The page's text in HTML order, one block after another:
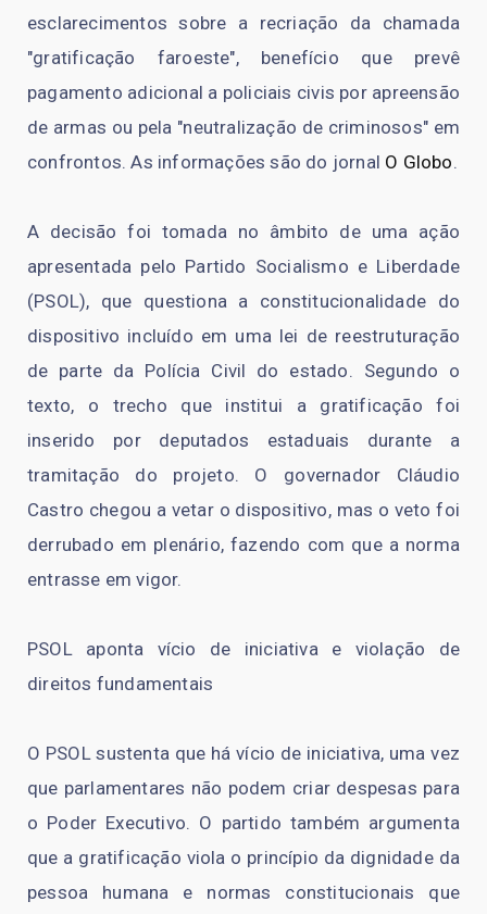
esclarecimentos sobre a recriação da chamada
"gratificação faroeste", benefício que prevê
pagamento adicional a policiais civis por apreensão
de armas ou pela "neutralização de criminosos" em
confrontos. As informações são do jornal O Globo.
A decisão foi tomada no âmbito de uma ação
apresentada pelo Partido Socialismo e Liberdade
(PSOL), que questiona a constitucionalidade do
dispositivo incluído em uma lei de reestruturação
de parte da Polícia Civil do estado. Segundo o
texto, o trecho que institui a gratificação foi
inserido por deputados estaduais durante a
tramitação do projeto. O governador Cláudio
Castro chegou a vetar o dispositivo, mas o veto foi
derrubado em plenário, fazendo com que a norma
entrasse em vigor.
PSOL aponta vício de iniciativa e violação de
direitos fundamentais
O PSOL sustenta que há vício de iniciativa, uma vez
que parlamentares não podem criar despesas para
o Poder Executivo. O partido também argumenta
que a gratificação viola o princípio da dignidade da
pessoa humana e normas constitucionais que